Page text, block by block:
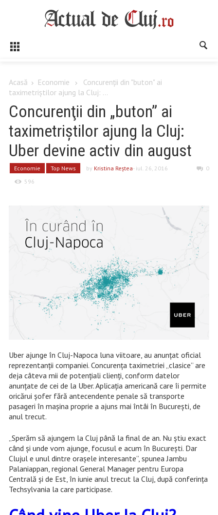
Acasă Economie
Concurenţii din "buton" ai
taximetriştilor ajung la Cluj: ...
Concurenţii din „buton” ai
taximetriştilor ajung la Cluj:
Uber devine activ din august
Economie Top News by Kristina Reştea- iul. 26, 2016
0
596
Uber ajunge în Cluj-Napoca luna viitoare, au anunţat oficial
reprezentanţii companiei. Concurenţa taximetriei „clasice” are
deja câteva mii de potenţiali clienţi, conform datelor
anunţate de cei de la Uber. Aplicaţia americană care îi permite
oricărui şofer fără antecendente penale să transporte
pasageri în maşina proprie a ajuns mai întâi în Bucureşti, de
anul trecut.
Sperăm să ajungem la Cluj până la final de an. Nu știu exact
când și unde vom ajunge, focusul e acum în București. Dar
Clujul e unul dintre orașele interesante”, spunea Jambu
Palaniappan, regional General Manager pentru Europa
Centrală și de Est, în iunie anul trecut la Cluj, după conferinţa
Techsylvania la care participase.